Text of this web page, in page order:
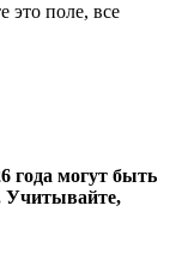
это поле, все
года могут быть
Учитывайте,